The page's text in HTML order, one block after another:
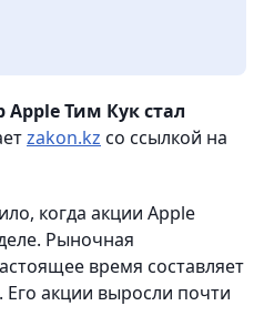
Тим Кук стал
zakon.kz со ссылкой на
когда акции Apple
Рыночная
время составляет
Его акции выросли почти